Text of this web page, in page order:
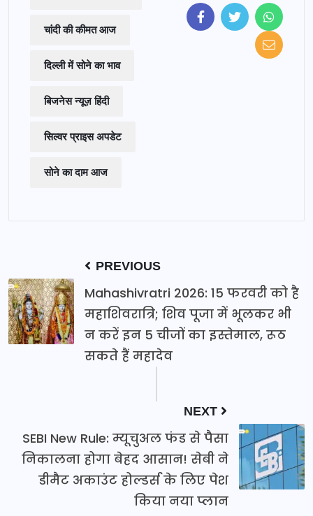
चांदी की कीमत आज
दिल्ली में सोने का भाव
बिजनेस न्यूज़ हिंदी
सिल्वर प्राइस अपडेट
सोने का दाम आज
PREVIOUS
Mahashivratri 2026: 15 फरवरी को है
महाशिवरात्रि; शिव पूजा में भूलकर भी
न करें इन 5 चीजों का इस्तेमाल, रूठ
सकते हैं महादेव
NEXT
SEBI New Rule: म्यूचुअल फंड से पैसा
निकालना होगा बेहद आसान! सेबी ने
डीमैट अकाउंट होल्डर्स के लिए पेश
किया नया प्लान